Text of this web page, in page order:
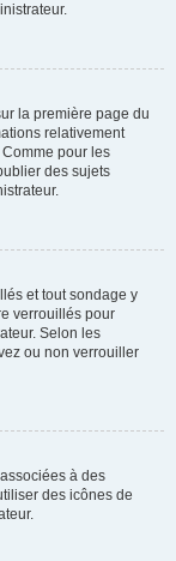
la première page du
relativement
pour les
des sujets
et tout sondage y
verrouillés pour
Selon les
ou non verrouiller
à des
des icônes de